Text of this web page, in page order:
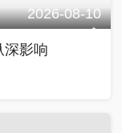
2026-08-10
深影响